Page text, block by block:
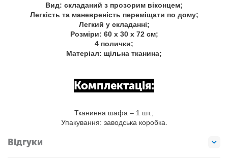
Вид: складаний з прозорим віконцем;
Легкість та маневреність переміщати по дому;
Легкий у складанні;
Розміри: 60 х 30 х 72 см;
4 полички;
Матеріал: щільна тканина;
Комплектація:
Тканинна шафа – 1 шт.;
Упакування: заводська коробка.
Відгуки